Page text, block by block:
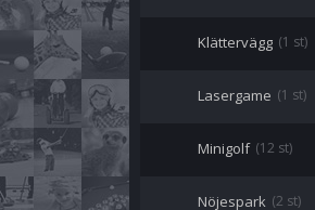
Klättervägg (1 st)
Lasergame (1 st)
Minigolf (12 st)
Nöjespark (2 st)